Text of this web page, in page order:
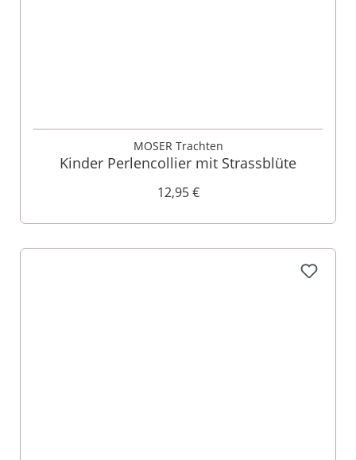
MOSER Trachten
Kinder Perlencollier mit Strassblüte
12,95 €